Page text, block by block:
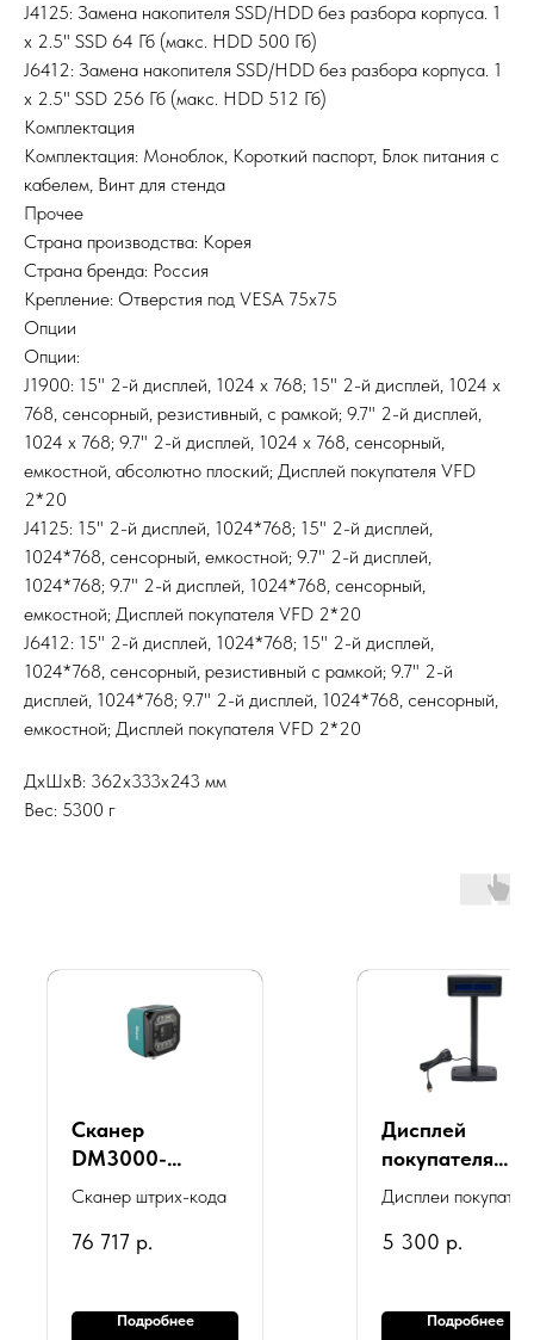
J4125: Замена накопителя SSD/HDD без разбора корпуса. 1
х 2.5" SSD 64 Гб (макс. HDD 500 Гб)
J6412: Замена накопителя SSD/HDD без разбора корпуса. 1
х 2.5" SSD 256 Гб (макс. HDD 512 Гб)
Комплектация
Комплектация: Моноблок, Короткий паспорт, Блок питания с
кабелем, Винт для стенда
Прочее
Страна производства: Корея
Страна бренда: Россия
Крепление: Отверстия под VESA 75x75
Опции
Опции:
J1900: 15" 2-й дисплей, 1024 x 768; 15" 2-й дисплей, 1024 x
768, сенсорный, резистивный, с рамкой; 9.7" 2-й дисплей,
1024 x 768; 9.7" 2-й дисплей, 1024 x 768, сенсорный,
емкостной, абсолютно плоский; Дисплей покупателя VFD
2*20
J4125: 15" 2-й дисплей, 1024*768; 15" 2-й дисплей,
1024*768, сенсорный, емкостной; 9.7" 2-й дисплей,
1024*768; 9.7" 2-й дисплей, 1024*768, сенсорный,
емкостной; Дисплей покупателя VFD 2*20
J6412: 15" 2-й дисплей, 1024*768; 15" 2-й дисплей,
1024*768, сенсорный, резистивный с рамкой; 9.7" 2-й
дисплей, 1024*768; 9.7" 2-й дисплей, 1024*768, сенсорный,
емкостной; Дисплей покупателя VFD 2*20
ДxШxВ: 362x333x243 мм
Вес: 5300 г
Сканер
DM3000-
13PW6H
(Быстрый
Ethernet, 1.3 МП,
мм, 14 белых
Сканер штрих-кода
76 717 р.
Подробнее
Дисплей
покупателя
ШТРИХ-Т D3
(USB, LCD
черный
Дисплеи
5 300 р.
Подробнее